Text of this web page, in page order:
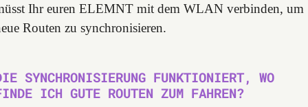
Ihr euren ELEMNT mit dem WLAN verbinden, um
Routen zu synchronisieren.
SYNCHRONISIERUNG FUNKTIONIERT, WO
ICH GUTE ROUTEN ZUM FAHREN?